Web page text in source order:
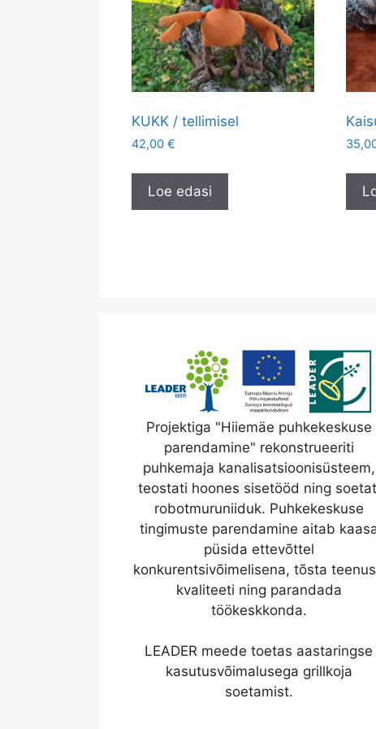
KUKK / tellimisel
42,00 €
Loe edasi
Projektiga "Hiiemäe puhkekeskuse
parendamine" rekonstrueeriti
puhkemaja kanalisatsioonisüsteem,
teostati hoones sisetööd ning
robotmuruniiduk. Puhkekeskuse
tingimuste parendamine aitab
püsida ettevõttel
konkurentsivõimelisena, tõsta
kvaliteeti ning parandada
töökeskkonda.
LEADER meede toetas aastaringse
kasutusvõimalusega grillkoja
soetamist.